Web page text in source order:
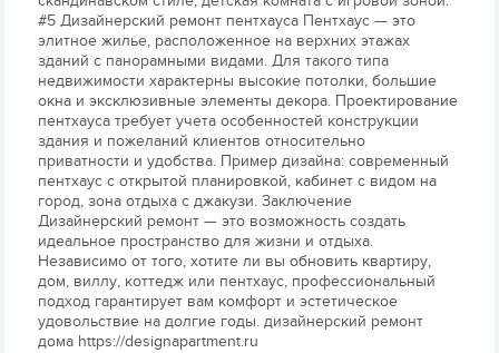
#5 Дизайнерский ремонт пентхауса Пентхаус — это
элитное жилье, расположенное на верхних этажах
зданий с панорамными видами. Для такого типа
недвижимости характерны высокие потолки, большие
окна и эксклюзивные элементы декора. Проектирование
пентхауса требует учета особенностей конструкции
здания и пожеланий клиентов относительно
приватности и удобства. Пример дизайна: современный
пентхаус с открытой планировкой, кабинет с видом на
город, зона отдыха с джакузи. Заключение
Дизайнерский ремонт — это возможность создать
идеальное пространство для жизни и отдыха.
Независимо от того, хотите ли вы обновить квартиру,
дом, виллу, коттедж или пентхаус, профессиональный
подход гарантирует вам комфорт и эстетическое
удовольствие на долгие годы. дизайнерский ремонт
дома https://designapartment.ru